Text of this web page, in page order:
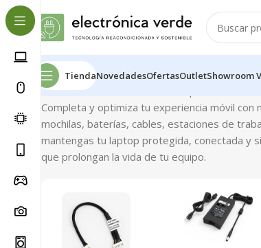
TiendaNovedadesOfertasOutletShowroom
Inicio Portátiles
Completa y optimiza tu experiencia móvil con
mochilas, baterías, cables, estaciones de
mantengas tu laptop protegida, conectada y
que prolongan la vida de tu equipo.